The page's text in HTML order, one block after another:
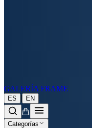
GALERÍA FRAME
ES | EN
Categorías